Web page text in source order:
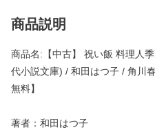
商品説明
商品名:【中古】 祝い飯 料理人
代小説文庫) / 和田はつ子 / 角川
無料】
著者：和田はつ子